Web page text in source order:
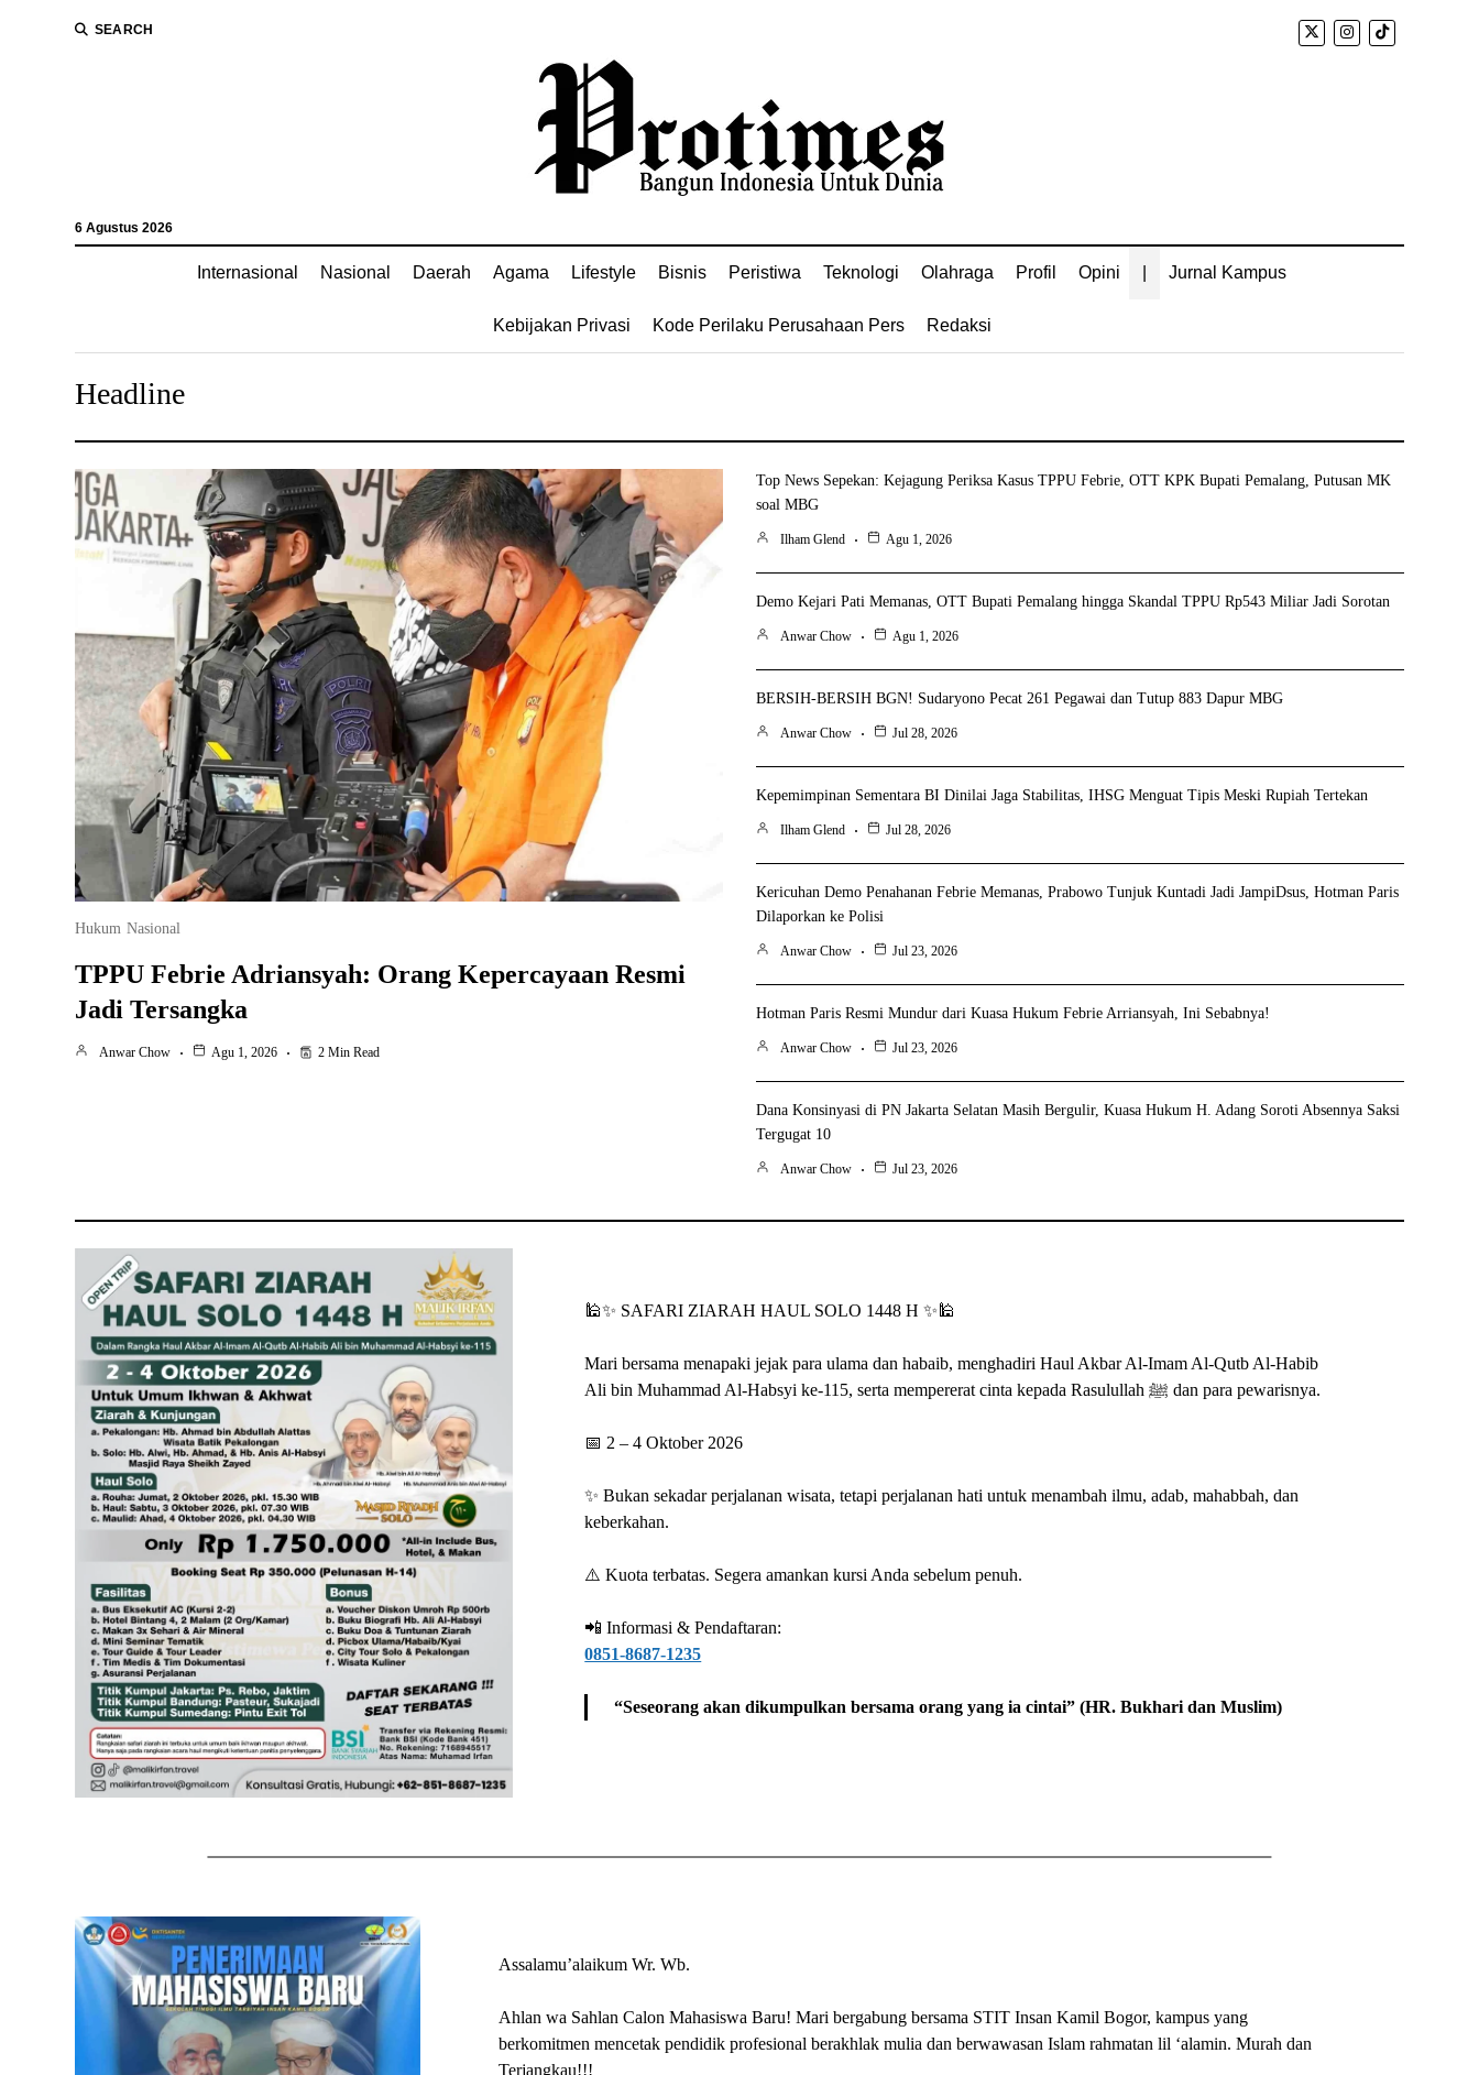
SEARCH
6 Agustus 2026
Internasional Nasional Daerah Agama Lifestyle Bisnis Peristiwa Teknologi Olahraga Profil Opini Jurnal Kampus
Kebijakan Privasi Kode Perilaku Perusahaan Pers Redaksi
Headline
Hukum Nasional
TPPU Febrie Adriansyah: Orang Kepercayaan Resmi
Jadi Tersangka
Anwar Chow Agu 1, 2026 2 Min Read
Top News Sepekan: Kejagung Periksa Kasus TPPU Febrie, OTT KPK Bupati Pemalang, Putusan MK
soal MBG
Ilham Glend Agu 1, 2026
Demo Kejari Pati Memanas, OTT Bupati Pemalang hingga Skandal TPPU Rp543 Miliar Jadi Sorotan
Anwar Chow Agu 1, 2026
BERSIH-BERSIH BGN! Sudaryono Pecat 261 Pegawai dan Tutup 883 Dapur MBG
Anwar Chow Jul 28, 2026
Kepemimpinan Sementara BI Dinilai Jaga Stabilitas, IHSG Menguat Tipis Meski Rupiah Tertekan
Ilham Glend Jul 28, 2026
Kericuhan Demo Penahanan Febrie Memanas, Prabowo Tunjuk Kuntadi Jadi JampiDsus, Hotman Paris
Dilaporkan ke Polisi
Anwar Chow Jul 23, 2026
Hotman Paris Resmi Mundur dari Kuasa Hukum Febrie Arriansyah, Ini Sebabnya!
Anwar Chow Jul 23, 2026
Dana Konsinyasi di PN Jakarta Selatan Masih Bergulir, Kuasa Hukum H. Adang Soroti Absennya Saksi
Tergugat 10
Anwar Chow Jul 23, 2026
🕌✨ SAFARI ZIARAH HAUL SOLO 1448 H ✨🕌
Mari bersama menapaki jejak para ulama dan habaib, menghadiri Haul Akbar Al-Imam Al-Qutb Al-Habib
Ali bin Muhammad Al-Habsyi ke-115, serta mempererat cinta kepada Rasulullah ﷺ dan para pewarisnya.
📅 2 – 4 Oktober 2026
✨ Bukan sekadar perjalanan wisata, tetapi perjalanan hati untuk menambah ilmu, adab, mahabbah, dan
keberkahan.
⚠️ Kuota terbatas. Segera amankan kursi Anda sebelum penuh.
📲 Informasi & Pendaftaran:
0851-8687-1235
“Seseorang akan dikumpulkan bersama orang yang ia cintai” (HR. Bukhari dan Muslim)
Assalamu’alaikum Wr. Wb.
Ahlan wa Sahlan Calon Mahasiswa Baru! Mari bergabung bersama STIT Insan Kamil Bogor, kampus yang
berkomitmen mencetak pendidik profesional berakhlak mulia dan berwawasan Islam rahmatan lil ‘alamin. Murah dan
Terjangkau!!!